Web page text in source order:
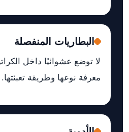
البطاريات المنفصلة
لا توضع عشوائيًا داخل
معرفة نوعها وطريقة تعبئتها.